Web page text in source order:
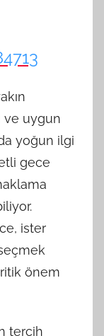
ve uygun
yoğun ilgi
gece
ister
önem
tercih